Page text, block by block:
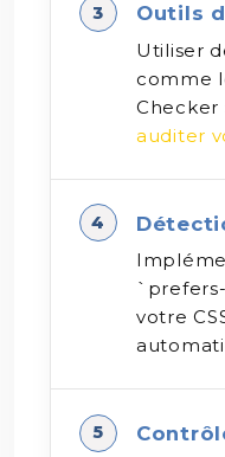
Outils
Utiliser
comme
Checker
auditer
votre